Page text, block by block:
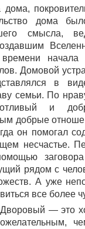
дома
смысла,
времени
Домовой
в
семьи. По
и
добрые
он помогал
несчастье.
рядом с
А уже
все более
— это